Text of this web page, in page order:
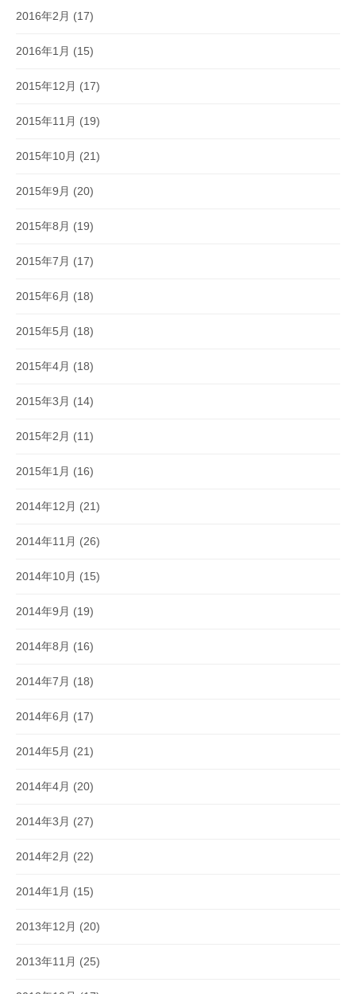
2016年2月 (17)
2016年1月 (15)
2015年12月 (17)
2015年11月 (19)
2015年10月 (21)
2015年9月 (20)
2015年8月 (19)
2015年7月 (17)
2015年6月 (18)
2015年5月 (18)
2015年4月 (18)
2015年3月 (14)
2015年2月 (11)
2015年1月 (16)
2014年12月 (21)
2014年11月 (26)
2014年10月 (15)
2014年9月 (19)
2014年8月 (16)
2014年7月 (18)
2014年6月 (17)
2014年5月 (21)
2014年4月 (20)
2014年3月 (27)
2014年2月 (22)
2014年1月 (15)
2013年12月 (20)
2013年11月 (25)